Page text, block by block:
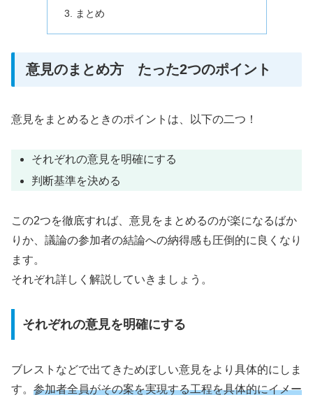
まとめ
意見のまとめ方 たった2つのポイント
意見をまとめるときのポイントは、以下の二つ！
それぞれの意見を明確にする
判断基準を決める
この2つを徹底すれば、意見をまとめるのが楽になるばか
りか、議論の参加者の結論への納得感も圧倒的に良くなり
ます。
それぞれ詳しく解説していきましょう。
それぞれの意見を明確にする
ブレストなどで出てきためぼしい意見をより具体的にしま
す。 参加者全員がその案を実現する工程を具体的にイメー